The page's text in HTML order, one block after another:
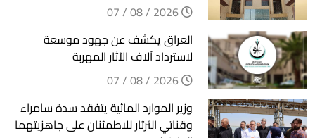
العراق يكشف عن جهود موسعة
لاسترداد آلاف الآثار المهربة
وزير الموارد المائية يتفقد سدة سامراء
وقناتي الثرثار للاطمئنان على جاهزيتهما